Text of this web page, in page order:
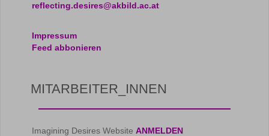
reflecting.desires@akbild.ac.at
Impressum
Feed abbonieren
MITARBEITER_INNEN
Imagining Desires Website ANMELDEN